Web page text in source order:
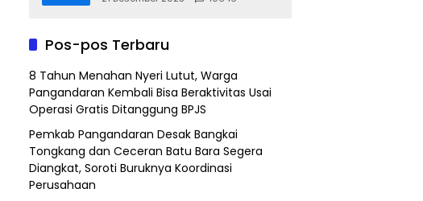
Pos-pos Terbaru
8 Tahun Menahan Nyeri Lutut, Warga
Pangandaran Kembali Bisa Beraktivitas Usai
Operasi Gratis Ditanggung BPJS
Pemkab Pangandaran Desak Bangkai
Tongkang dan Ceceran Batu Bara Segera
Diangkat, Soroti Buruknya Koordinasi
Perusahaan